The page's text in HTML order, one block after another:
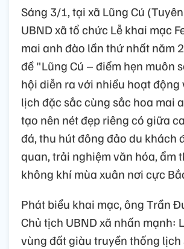
Sáng 3/1, tại xã Lũng Cú
UBND xã tổ chức Lễ khai mạc
mai anh đào lần thứ nhất năm
đề "Lũng Cú – điểm hẹn muôn
hội diễn ra với nhiều hoạt động
lịch đặc sắc cùng sắc hoa mai
tạo nên nét đẹp riêng có giữa
đá, thu hút đông đảo du khách
quan, trải nghiệm văn hóa, ẩm
không khí mùa xuân nơi cực
Phát biểu khai mạc, ông Trần
Chủ tịch UBND xã nhấn mạnh:
vùng đất giàu truyền thống lịch